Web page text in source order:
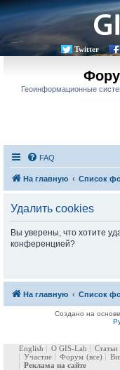
Twitter
Геоинформационные
FAQ
На главную Список
Удалить cookies
Вы уверены, что хотите
конференцией?
На главную Список
Создано на основе
English О GIS-Lab Статьи
Участие
Форум (все)
Реклама на сайте